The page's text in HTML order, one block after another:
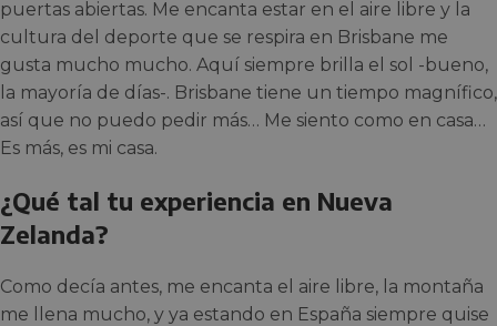
puertas abiertas. Me encanta estar en el aire libre y la
cultura del deporte que se respira en Brisbane me
gusta mucho mucho. Aquí siempre brilla el sol -bueno,
la mayoría de días-. Brisbane tiene un tiempo magnífico,
así que no puedo pedir más… Me siento como en casa…
Es más, es mi casa.
¿Qué tal tu experiencia en Nueva
Zelanda?
Como decía antes, me encanta el aire libre, la montaña
me llena mucho, y ya estando en España siempre quise